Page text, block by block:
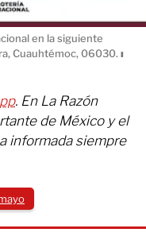
en la siguiente
Cuauhtémoc, 06030. ı
. En La Razón
de México y el
informada siempre